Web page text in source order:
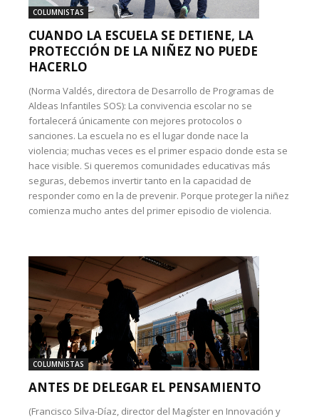
COLUMNISTAS
CUANDO LA ESCUELA SE DETIENE, LA
PROTECCIÓN DE LA NIÑEZ NO PUEDE
HACERLO
(Norma Valdés, directora de Desarrollo de Programas de
Aldeas Infantiles SOS): La convivencia escolar no se
fortalecerá únicamente con mejores protocolos o
sanciones. La escuela no es el lugar donde nace la
violencia; muchas veces es el primer espacio donde esta se
hace visible. Si queremos comunidades educativas más
seguras, debemos invertir tanto en la capacidad de
responder como en la de prevenir. Porque proteger la niñez
comienza mucho antes del primer episodio de violencia.
COLUMNISTAS
ANTES DE DELEGAR EL PENSAMIENTO
(Francisco Silva-Díaz, director del Magíster en Innovación y